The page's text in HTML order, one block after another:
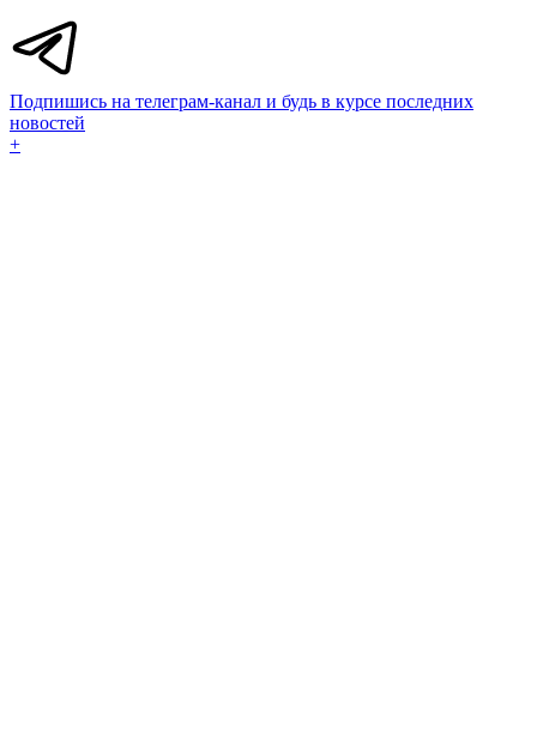
Подпишись на телеграм-канал и будь в курсе последних
новостей
+